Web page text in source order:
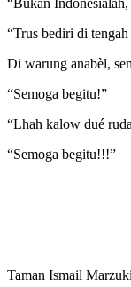
“Bukan
“Trus bediri di
Di warung anabèl,
“Semoga begitu!”
“Lhah kalow dué
“Semoga begitu!!!”
Taman Ismail